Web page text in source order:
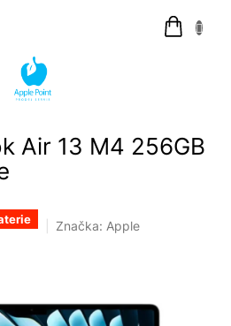
Nákupní
košík
Air 13 M4 256GB
Značka: Apple